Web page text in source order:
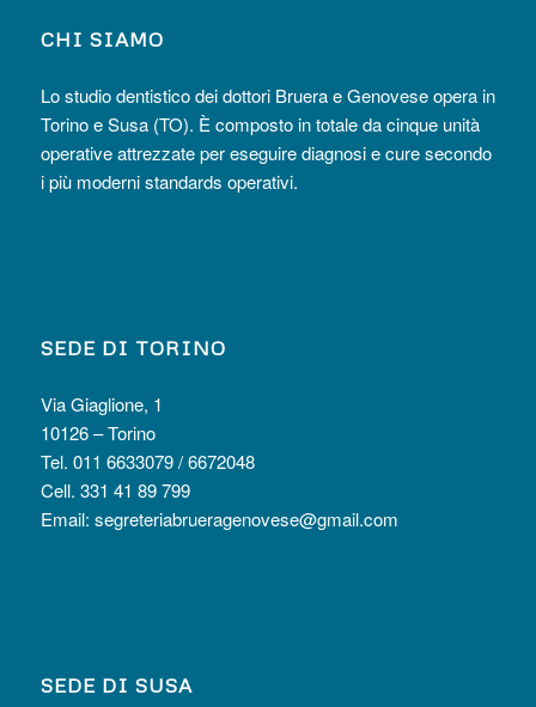
CHI SIAMO
Lo studio dentistico dei dottori Bruera e Genovese opera in
Torino e Susa (TO). È composto in totale da cinque unità
operative attrezzate per eseguire diagnosi e cure secondo
i più moderni standards operativi.
SEDE DI TORINO
Via Giaglione, 1
10126 – Torino
Tel. 011 6633079 / 6672048
Cell. 331 41 89 799
Email: segreteriabrueragenovese@gmail.com
SEDE DI SUSA